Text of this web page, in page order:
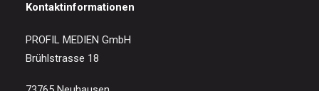
Kontaktinformationen
PROFIL MEDIEN GmbH
Brühlstrasse 18